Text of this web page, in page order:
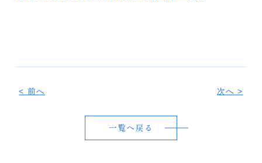
< 前へ 次へ >
一覧へ戻る